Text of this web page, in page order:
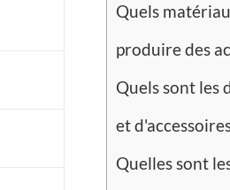
Quels
produire des
Quels sont les
et
Quelles sont